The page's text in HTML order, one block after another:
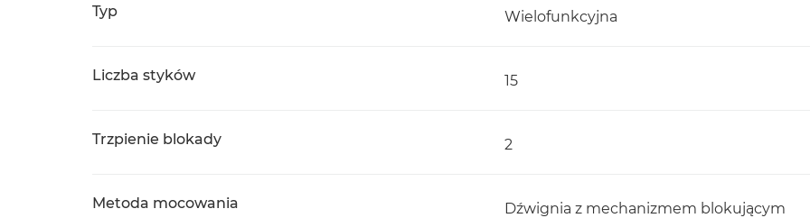
Typ Wielofunkcyjna
Liczba styków 15
Trzpienie blokady 2
Metoda mocowania Dźwignia z mechanizmem blokującym